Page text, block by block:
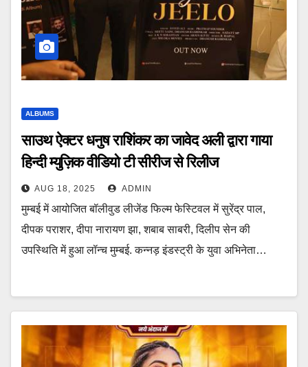
ALBUMS
साउथ ऐक्टर धनुष राशिंकर का जावेद अली द्वारा गाया
हिन्दी म्युज़िक वीडियो टी सीरीज से रिलीज
AUG 18, 2025 ADMIN
मुम्बई में आयोजित बॉलीवुड लीजेंड फिल्म फेस्टिवल में सुरेंद्र पाल,
दीपक पराशर, दीपा नारायण झा, शबाब साबरी, दिलीप सेन की
उपस्थिति में हुआ लॉन्च मुम्बई. कन्नड़ इंडस्ट्री के युवा अभिनेता…